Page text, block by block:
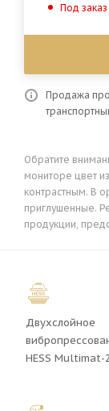
Под заказ
Продажа
Обратите
мониторе цвет
контрастным. В
приглушенные.
продукции,
Двухслойное
HESS Multimat-